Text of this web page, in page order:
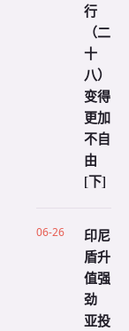
行
（二
十
八）
变得
更加
不自
由
[下]
06-26
印尼
盾升
值强
劲
亚投